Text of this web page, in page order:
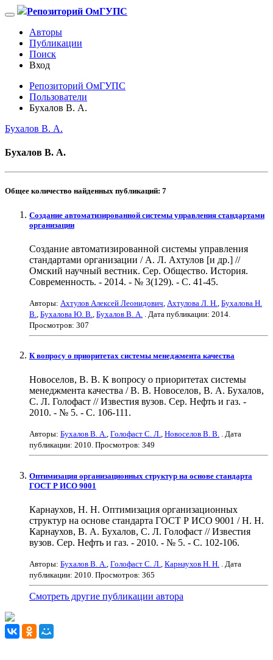
Репозиторий ОмГУПС
Авторы
Публикации
Поиск
Вход
Репозиторий ОмГУПС
Пользователи
Бухалов В. А.
Бухалов В. А.
Бухалов В. А.
Общее количество найденных публикаций: 7
Создание автоматизированной системы управления стандартами
организации
Создание автоматизированной системы управления
стандартами организации / А. Л. Ахтулов [и др.] //
Омский научный вестник. Сер. Общество. История.
Современность. - 2014. - № 3(129). - С. 41-45.
Авторы: Ахтулов Алексей Леонидович, Ахтулова Л. Н., Бухалова Н.
В., Бухалова Ю. В., Бухалов В. А. . Дата публикации: 2014.
Просмотров: 307
К вопросу о приоритетах системы менеджмента качества
Новоселов, В. В. К вопросу о приоритетах системы
менеджмента качества / В. В. Новоселов, В. А. Бухалов,
С. Л. Голофаст // Известия вузов. Сер. Нефть и газ. -
2010. - № 5. - С. 106-111.
Авторы: Бухалов В. А., Голофаст С. Л., Новоселов В. В. . Дата
публикации: 2010. Просмотров: 349
Оптимизация организационных структур на основе стандарта
ГОСТ Р ИСО 9001
Карнаухов, Н. Н. Оптимизация организационных
структур на основе стандарта ГОСТ Р ИСО 9001 / Н. Н.
Карнаухов, В. А. Бухалов, С. Л. Голофаст // Известия
вузов. Сер. Нефть и газ. - 2010. - № 5. - С. 102-106.
Авторы: Бухалов В. А. Голофаст С. Л. Карнаухов Н. Н.
. Дата
публикации: 2010 . Просмотров: 365
Смотреть другие публикации автора